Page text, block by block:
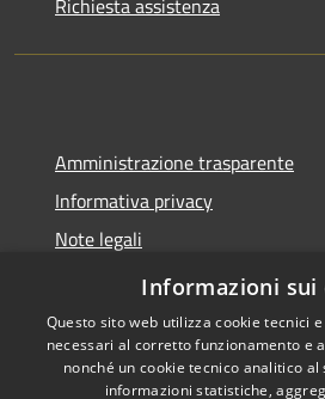
Amministrazione trasparente
Informativa privacy
Note legali
Dichiarazione di accessibilità
Informazioni sui
Questo sito web utilizza cookie tecnici
necessari al corretto funzionamento e
nonché un cookie tecnico analitico
informazioni statistiche,